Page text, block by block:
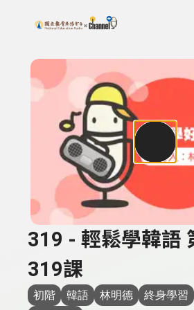
上方功能區塊
搜尋關鍵字：可輸入節目名稱、主
319 - 輕鬆學韓語
319課
初階 韓語 林明德 終身學習